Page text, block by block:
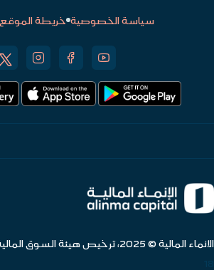
سياسة الخصوصية خريطة الموقع
الانماء المالية © 2025، ترخيص هيئة السوق المالية رقم (37 - 09134)